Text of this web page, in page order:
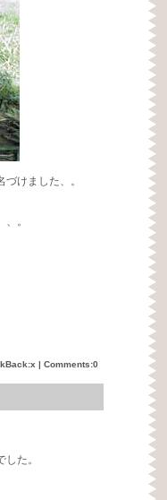
けました、。
。
| Comments:0
た。